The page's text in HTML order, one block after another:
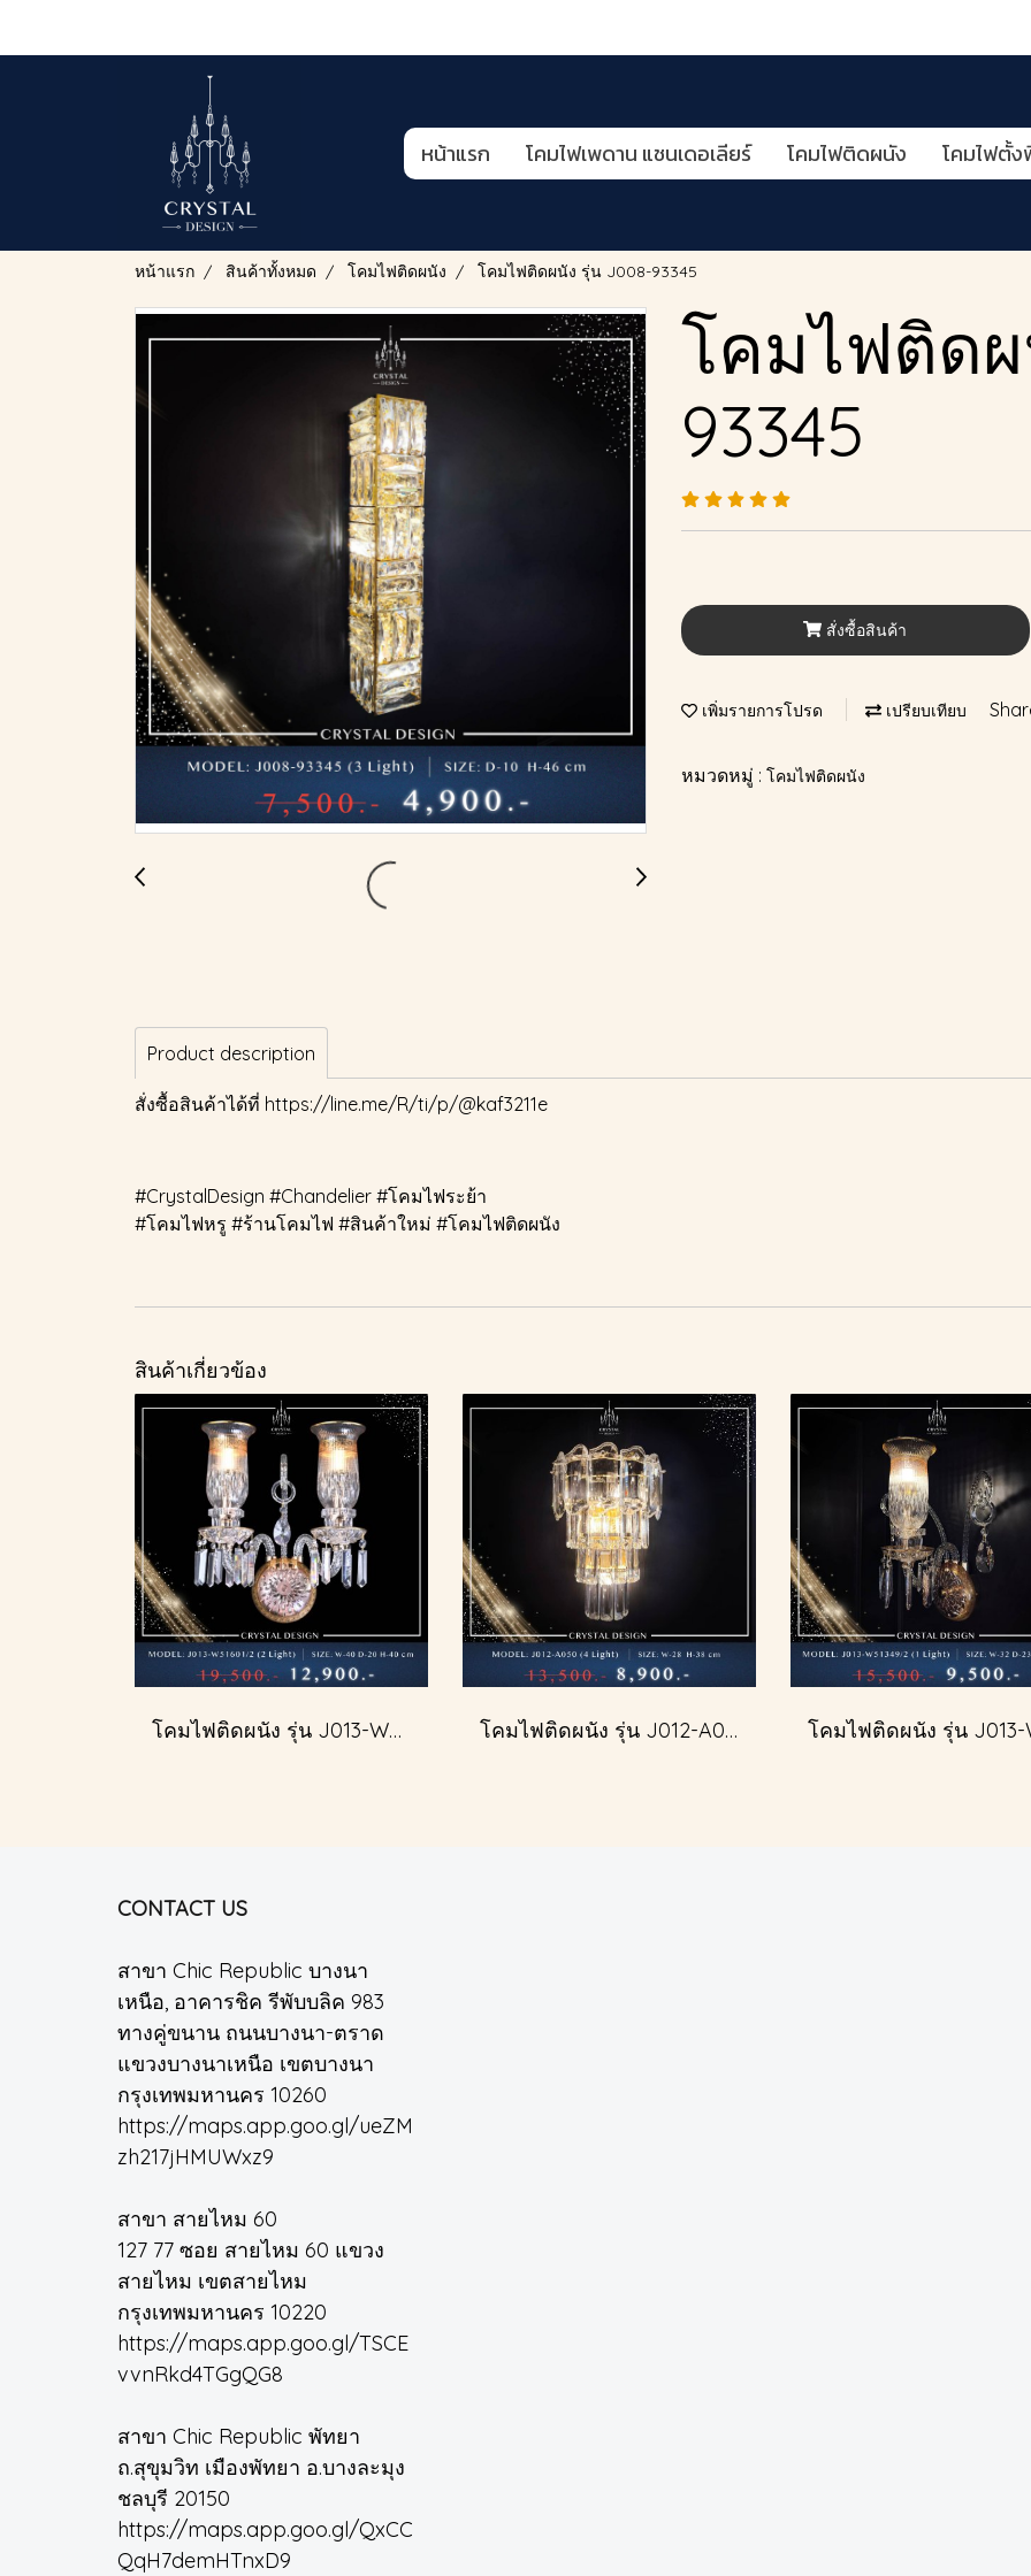
หน้าแรก โคมไฟเพดาน แชนเดอเลียร์ โคมไฟติดผนัง โคมไฟตั้
หน้าแรก สินค้าทั้งหมด โคมไฟติดผนัง โคมไฟติดผนัง รุ่น J008-93345
โคมไฟติด
93345
สั่งซื้อสินค้า
เพิ่มรายการโปรด เปรียบเทียบ
หมวดหมู่ : โคมไฟติดผนัง
Product description
สั่งซื้อสินค้าได้ที่ https://line.me/R/ti/p/@kaf3211e
#CrystalDesign #Chandelier #โคมไฟระย้า
#โคมไฟหรู #ร้านโคมไฟ #สินค้าใหม่ #โคมไฟติดผนัง
สินค้าเกี่ยวข้อง
โคมไฟติดผนัง รุ่น J013-W51601/2 โคมไฟติดผนัง รุ่น J012-A050
CONTACT US
สาขา Chic Republic บางนา
เหนือ, อาคารชิค รีพับบลิค 983
ทางคู่ขนาน ถนนบางนา-ตราด
แขวงบางนาเหนือ เขตบางนา
กรุงเทพมหานคร 10260
https://maps.app.goo.gl/ueZM
zh217jHMUWxz9
สาขา สายไหม 60
127 77 ซอย สายไหม 60 แขวง
สายไหม เขตสายไหม
กรุงเทพมหานคร 10220
https://maps.app.goo.gl/TSCE
vvnRkd4TGgQG8
สาขา Chic Republic พัทยา
ถ.สุขุมวิท เมืองพัทยา อ.บางละมุง
ชลบุรี 20150
https://maps.app.goo.gl/QxCC
QqH7demHTnxD9